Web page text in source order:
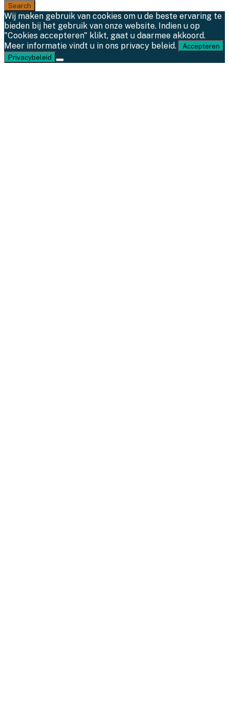
Wij maken gebruik van cookies om u de beste ervaring te
bieden bij het gebruik van onze website. Indien u op
"Cookies accepteren" klikt, gaat u daarmee akkoord.
Meer informatie vindt u in ons privacy beleid.
Accepteren
Privacybeleid